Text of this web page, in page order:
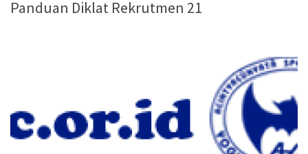
Panduan Diklat Rekrutmen 21